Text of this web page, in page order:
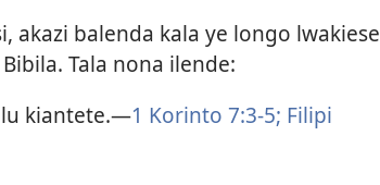
akazi balenda kala ye longo lwakiese
Tala nona ilende:
kiantete.—1 Korinto 7:3-5; Filipi